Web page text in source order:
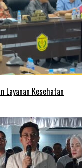
Layanan Kesehatan